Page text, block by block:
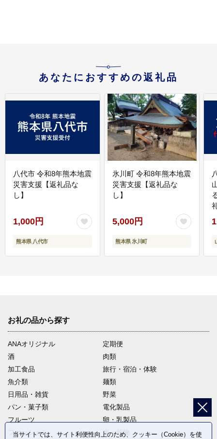
あなたにおすすめの返礼品
八代市 令和8年熊本地震
災害支援【返礼品な
し】
1,000円
熊本県 八代市
氷川町 令和8年熊本地震
災害支援【返礼品な
し】
5,000円
熊本県 氷川町
お礼の品から探す
ANAオリジナル
定期便
酒
肉類
加工食品
旅行・宿泊・体験
魚介類
麺類
日用品・雑貨
野菜
パン・菓子類
電化製品
フルーツ
卵・乳製品
ファッション
米・穀物
当サイトでは、サイト利便性向上のため、クッキー（Cookie）を使